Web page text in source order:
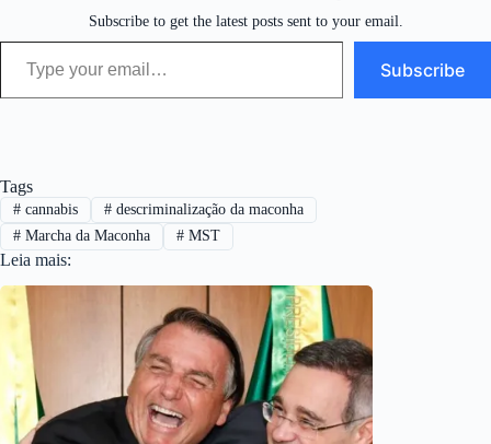
Subscribe to get the latest posts sent to your email.
Type your email…
Subscribe
Tags
#cannabis #descriminalização da maconha
#Marcha da Maconha #MST
Leia mais: